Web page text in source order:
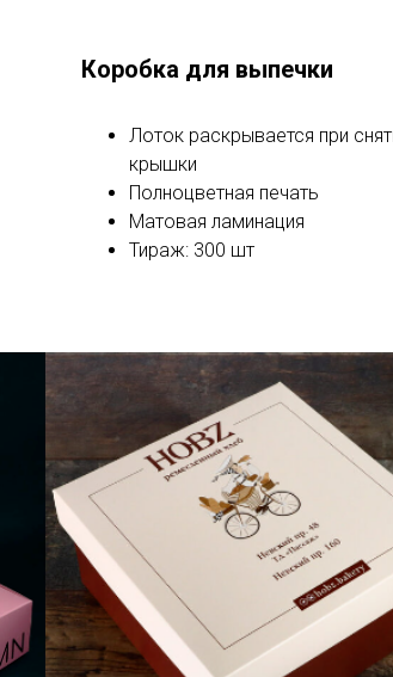
Коробка для выпечки
Лоток раскрывается при
крышки
Полноцветная печать
Матовая ламинация
Тираж: 300 шт